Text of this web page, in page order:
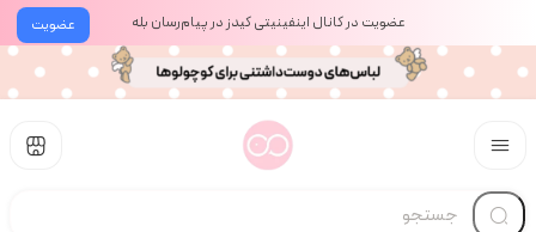
عضویت عضویت در کانال اینفینیتی کیدز در پیام‌رسان بله